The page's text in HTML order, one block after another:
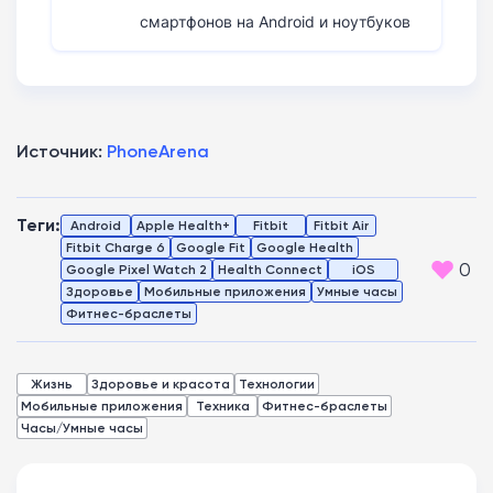
смартфонов на Android и ноутбуков
Источник: PhoneArena
Теги: Android Apple Health+ Fitbit
Fitbit Air
Fitbit Charge 6
Google Fit
Google Health
Google Pixel Watch 2
Health Connect
iOS
Здоровье
Мобильные приложения
Умные часы
Фитнес-браслеты
0
Жизнь Здоровье и красота
Технологии
Мобильные приложения
Техника
Фитнес-браслеты
Часы/Умные часы